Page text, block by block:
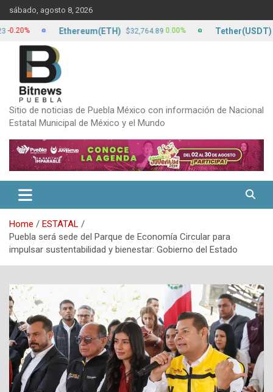
Skip
to
content
sábado, agosto 8, 2026
Sitio de noticias de Puebla México con información de Nacional
Estatal Municipal de México y el Mundo
Home
ESTATAL
Puebla será sede del Parque de Economía Circular para
impulsar sustentabilidad y bienestar: Gobierno del Estado
Ethereum(ETH) $32,764.89 0.00% Tether(USDT)